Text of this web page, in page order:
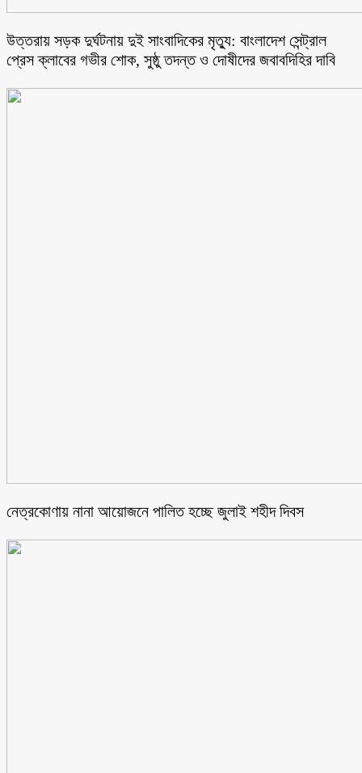
উত্তরায় সড়ক দুর্ঘটনায় দুই সাংবাদিকের মৃত্যু: বাংলাদেশ সেন্ট্রাল
প্রেস ক্লাবের গভীর শোক, সুষ্ঠু তদন্ত ও দোষীদের জবাবদিহির দাবি
নেত্রকোণায় নানা আয়োজনে পালিত হচ্ছে জুলাই শহীদ দিবস